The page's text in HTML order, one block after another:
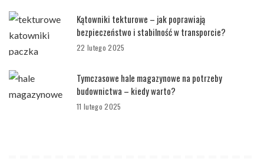
Kątowniki tekturowe – jak poprawiają
bezpieczeństwo i stabilność w transporcie?
22 lutego 2025
Tymczasowe hale magazynowe na potrzeby
budownictwa – kiedy warto?
11 lutego 2025